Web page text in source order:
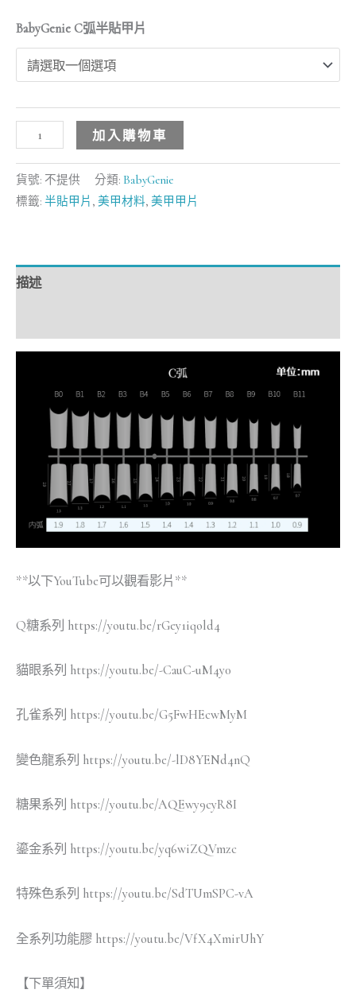
BabyGenie C弧半貼甲片
加入購物車
貨號: 不提供 分類: BabyGenie
標籤: 半貼甲片 , 美甲材料, 美甲甲片
描述
**以下YouTube可以觀看影片**
Q糖系列 https://youtu.be/rGey1iqold4
貓眼系列 https://youtu.be/-CauC-uM4y0
孔雀系列 https://youtu.be/G5FwHEcwMyM
變色龍系列 https://youtu.be/-lD8YENd4nQ
糖果系列 https://youtu.be/AQEwy9cyR8I
鎏金系列 https://youtu.be/yq6wiZQVmzc
特殊色系列 https://youtu.be/SdTUmSPC-vA
全系列功能膠 https://youtu.be/VfX4XmirUhY
【下單須知】